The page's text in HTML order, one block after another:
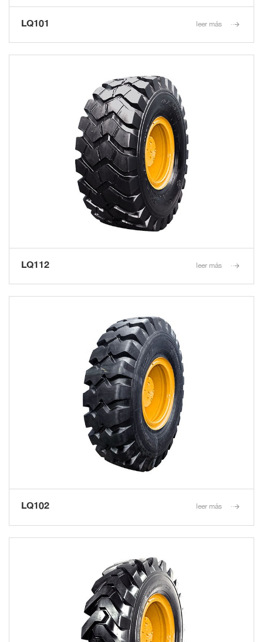
LQ101 leer más
LQ112 leer más
LQ102 leer más